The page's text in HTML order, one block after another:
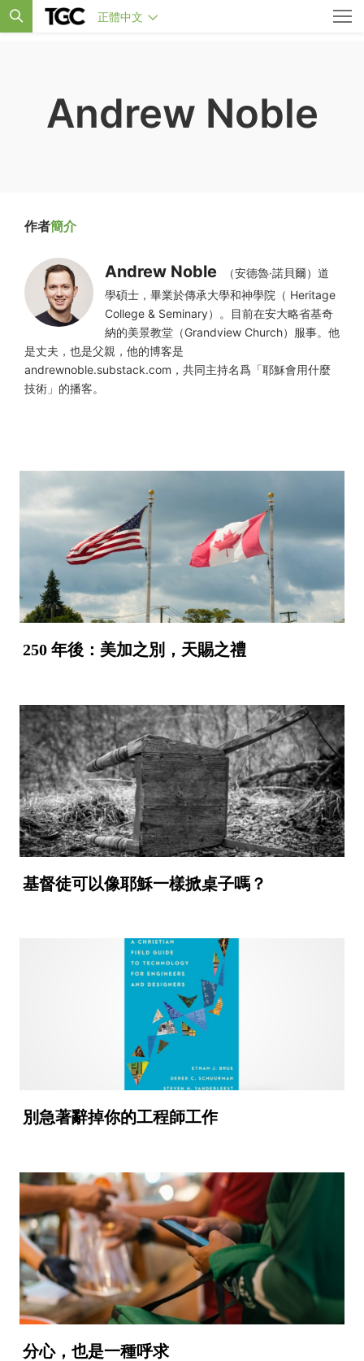
正體中文
Andrew Noble
作者簡介
Andrew Noble
（安德魯·諾貝爾）道
學碩士，畢業於傳承大學和神學院（ Heritage
College & Seminary）。目前在安大略省基奇
納的美景教堂（Grandview Church）服事。他
是丈夫，也是父親，他的博客是
andrewnoble.substack.com，共同主持名爲「耶穌會用什麼
技術」的播客。
250 年後：美加之別，天賜之禮
基督徒可以像耶穌一樣掀桌子嗎？
別急著辭掉你的工程師工作
分心，也是一種呼求